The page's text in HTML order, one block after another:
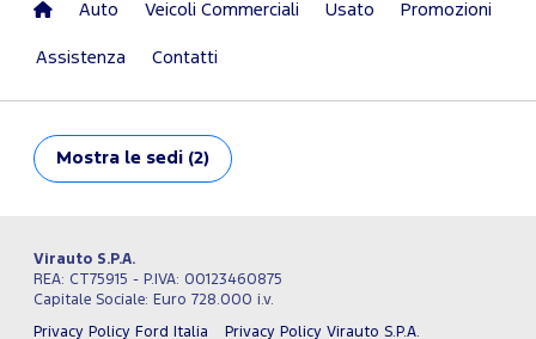
Auto Veicoli Commerciali Usato Promozioni
Assistenza Contatti
Mostra le sedi (2)
Virauto S.P.A.
REA: CT75915 - P.IVA: 00123460875
Capitale Sociale: Euro 728.000 i.v.
Privacy Policy Ford Italia Privacy Policy Virauto S.P.A.